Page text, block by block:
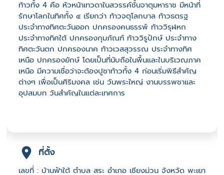
ท้าวทั้ง 4 คือ หัวหน้าเทวดาในสวรรค์ชั้นจาตุมหาราช มีหน้าที่
รักษาโลกในทิศทั้ง ๔ เรียกว่า ท้าวจตุโลกบาล ท้าวธตรฐ
ประจำทางทิศตะวันออก ปกครองคนธรรพ์ ท้าววิรุฬหก
ประจำทางทิศใต้ ปกครองกุมภัณฑ์ ท้าววิรูปักษ์ ประจำทาง
ทิศตะวันตก ปกครองนาค ท้าวเวสสุวรรณ ประจำทางทิศ
เหนือ ปกครองยักษ์ โดยเป็นที่นับถือในพื้นและในบริเวณภาค
เหนือ มีความเชื่อว่าจะต้องปูชาท้าวทั้ง 4 ก่อนเริ่มพิธีสำคัญ
ต่างๆ เพื่อเป็นศิริมงคล เช่น วันพระใหญ่ งานบรรพชาและ
อุปสมบท วันสำคัญในแต่ละเทศการ
ที่ตั้ง
เลขที่ : บ้านฟ้าใต้ ตำบล สระ อำเภอ เชียงม่วน จังหวัด พะเยา